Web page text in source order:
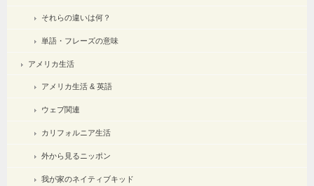
それらの違いは何？
単語・フレーズの意味
アメリカ生活
アメリカ生活 & 英語
ウェブ関連
カリフォルニア生活
外から見るニッポン
我が家のネイティブキッド